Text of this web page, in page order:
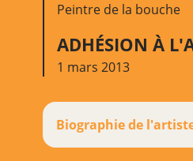
Peintre de la bouche
ADHÉSION À
1 mars 2013
Biographie de